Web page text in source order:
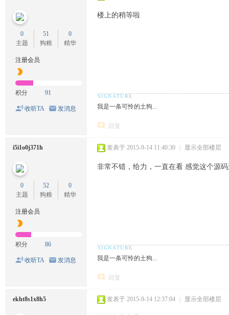
0
主题
51
狗粮
0
精华
注册会员
积分 91
收听TA 发消息
楼上的稍等啦
我是一条可怜的土狗...
回复
i5i1o0j371h
0
主题
52
狗粮
0
精华
注册会员
积分 86
收听TA 发消息
发表于 2015-9-14 11:40:30 | 显示全部楼层
非常不错，给力，一直在看 感觉这个源
我是一条可怜的土狗...
回复
ekht8s1x8h5 发表于 2015-9-14 12:37:04 | 显示全部楼层